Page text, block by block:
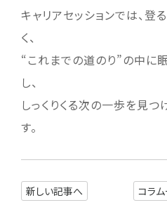
キャリアセッションでは、
く、
“これまでの道のり”の中に
し、
しっくりくる次の一歩を見
す。
新しい記事へ コラ